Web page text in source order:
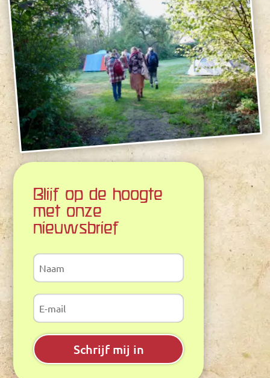
Blijf op de hoogte
met onze
nieuwsbrief
Schrijf mij in